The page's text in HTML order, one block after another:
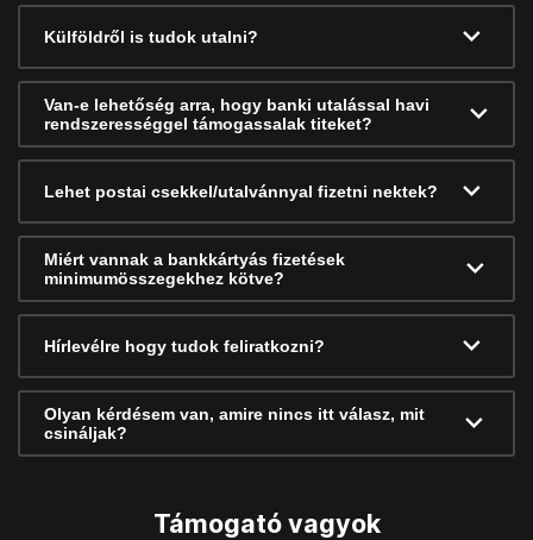
Külföldről is tudok utalni?
Van-e lehetőség arra, hogy banki utalással havi
rendszerességgel támogassalak titeket?
Lehet postai csekkel/utalvánnyal fizetni nektek?
Miért vannak a bankkártyás fizetések
minimumösszegekhez kötve?
Hírlevélre hogy tudok feliratkozni?
Olyan kérdésem van, amire nincs itt válasz, mit
csináljak?
Támogató vagyok